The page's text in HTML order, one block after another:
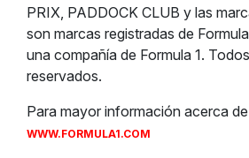
PRIX, PADDOCK CLUB y las
son marcas registradas de
una compañía de Formula 1.
reservados.
Para mayor información acerca de
WWW.FORMULA1.COM